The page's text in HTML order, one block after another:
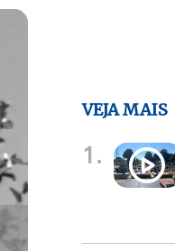
VEJA MAIS
1.